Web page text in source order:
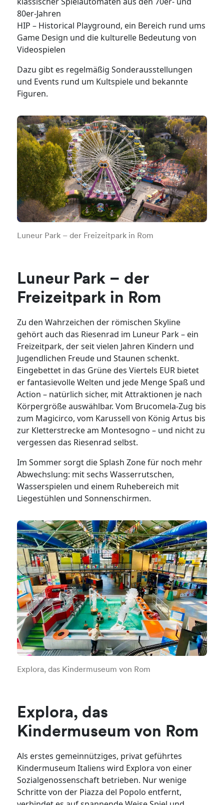
80er-Jahren
HIP – Historical Playground, ein Bereich rund ums
Game Design und die kulturelle Bedeutung von
Videospielen
Dazu gibt es regelmäßig Sonderausstellungen
und Events rund um Kultspiele und bekannte
Figuren.
Luneur Park – der Freizeitpark in Rom
Luneur Park – der
Freizeitpark in Rom
Zu den Wahrzeichen der römischen Skyline
gehört auch das Riesenrad im Luneur Park – ein
Freizeitpark, der seit vielen Jahren Kindern und
Jugendlichen Freude und Staunen schenkt.
Eingebettet in das Grüne des Viertels EUR bietet
er fantasievolle Welten und jede Menge Spaß und
Action – natürlich sicher, mit Attraktionen je nach
Körpergröße auswählbar. Vom Brucomela-Zug bis
zum Magicirco, vom Karussell von König Artus bis
zur Kletterstrecke am Montesogno – und nicht zu
vergessen das Riesenrad selbst.
Im Sommer sorgt die Splash Zone für noch mehr
Abwechslung: mit sechs Wasserrutschen,
Wasserspielen und einem Ruhebereich mit
Liegestühlen und Sonnenschirmen.
Explora, das Kindermuseum von Rom
Explora, das
Kindermuseum von Rom
Als erstes gemeinnütziges, privat geführtes
Kindermuseum Italiens wird Explora von einer
Sozialgenossenschaft betrieben. Nur wenige
Schritte von der Piazza del Popolo entfernt,